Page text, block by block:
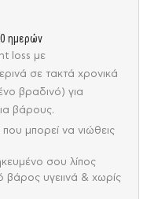
ημερών
loss με
σε τακτά χρονικά
βραδινό) για
βάρους.
που μπορεί να νιώθεις
σου λίπος
υγειινά & χωρίς